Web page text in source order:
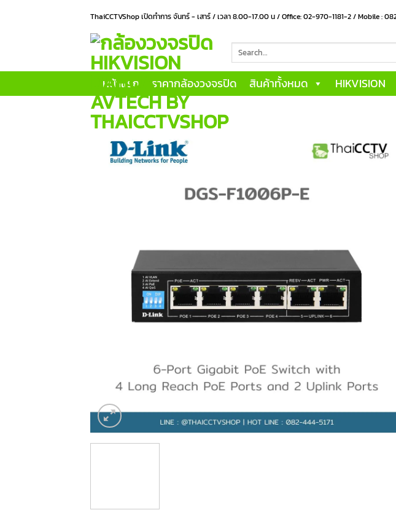
ThaiCCTVShop เปิดทำการ จันทร์ - เสาร์ / เวลา 8.00-17.00 น / Office: 02-970-1181-2 / Mobile :
for:
หน้าแรก ราคากล้องวงจรปิด สินค้าทั้งหมด HIKVISION